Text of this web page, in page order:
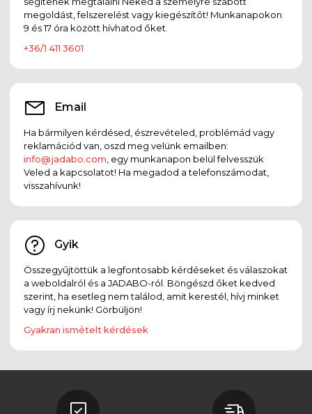
megoldást, felszerelést vagy kiegészítőt! Munkanapokon
9 és 17 óra között hívhatod őket.
+36/1 411 3601
Email
Ha bármilyen kérdésed, észrevételed, problémád vagy
reklamációd van, oszd meg velünk emailben:
info@jadabo.com , egy munkanapon belül felvesszük
Veled a kapcsolatot! Ha megadod a telefonszámodat,
visszahívunk!
Gyik
Összegyűjtöttük a legfontosabb kérdéseket és válaszokat
a weboldalról és a JADABO-ról. Böngészd őket kedved
szerint, ha esetleg nem találod, amit kerestél, hívj minket
vagy írj nekünk! Görbüljön!
Gyakran ismételt kérdések